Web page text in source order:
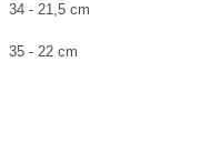
34 - 21,5 cm
35 - 22 cm